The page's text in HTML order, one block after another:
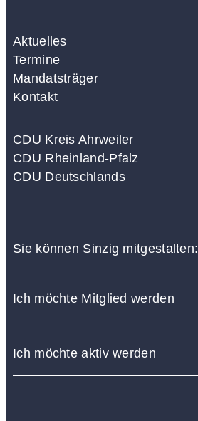
Aktuelles
Termine
Mandatsträger
Kontakt
CDU Kreis Ahrweiler
CDU Rheinland-Pfalz
CDU Deutschlands
Sie können Sinzig mitgestalten:
Ich möchte Mitglied werden
Ich möchte aktiv werden